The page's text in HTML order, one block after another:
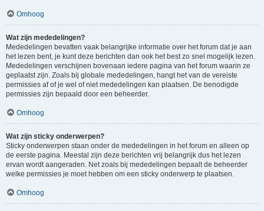
Omhoog
Wat zijn mededelingen?
Mededelingen bevatten vaak belangrijke informatie over het forum dat je aan
het lezen bent, je kunt deze berichten dan ook het best zo snel mogelijk lezen.
Mededelingen verschijnen bovenaan iedere pagina van het forum waarin ze
geplaatst zijn. Zoals bij globale mededelingen, hangt het van de vereiste
permissies af of je wel of niet mededelingen kan plaatsen. De benodigde
permissies zijn bepaald door een beheerder.
Omhoog
Wat zijn sticky onderwerpen?
Sticky onderwerpen staan onder de mededelingen in het forum en alleen op
de eerste pagina. Meestal zijn deze berichten vrij belangrijk dus het lezen
ervan wordt aangeraden. Net zoals bij mededelingen bepaalt de beheerder
welke permissies je moet hebben om een sticky onderwerp te plaatsen.
Omhoog